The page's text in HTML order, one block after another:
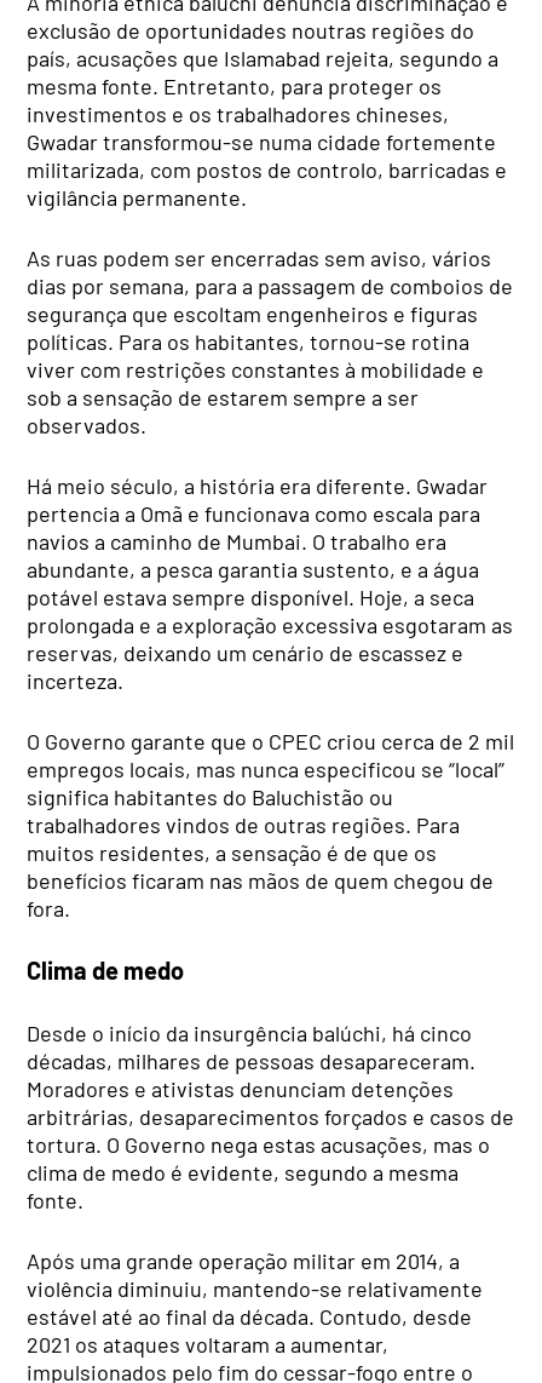
exclusão de oportunidades noutras regiões do
país, acusações que Islamabad rejeita, segundo a
mesma fonte. Entretanto, para proteger os
investimentos e os trabalhadores chineses,
Gwadar transformou-se numa cidade fortemente
militarizada, com postos de controlo, barricadas e
vigilância permanente.
As ruas podem ser encerradas sem aviso, vários
dias por semana, para a passagem de comboios de
segurança que escoltam engenheiros e figuras
políticas. Para os habitantes, tornou-se rotina
viver com restrições constantes à mobilidade e
sob a sensação de estarem sempre a ser
observados.
Há meio século, a história era diferente. Gwadar
pertencia a Omã e funcionava como escala para
navios a caminho de Mumbai. O trabalho era
abundante, a pesca garantia sustento, e a água
potável estava sempre disponível. Hoje, a seca
prolongada e a exploração excessiva esgotaram as
reservas, deixando um cenário de escassez e
incerteza.
O Governo garante que o CPEC criou cerca de 2 mil
empregos locais, mas nunca especificou se “local”
significa habitantes do Baluchistão ou
trabalhadores vindos de outras regiões. Para
muitos residentes, a sensação é de que os
benefícios ficaram nas mãos de quem chegou de
fora.
Clima de medo
Desde o início da insurgência balúchi, há cinco
décadas, milhares de pessoas desapareceram.
Moradores e ativistas denunciam detenções
arbitrárias, desaparecimentos forçados e casos de
tortura. O Governo nega estas acusações, mas o
clima de medo é evidente, segundo a mesma
fonte.
Após uma grande operação militar em 2014, a
violência diminuiu, mantendo-se relativamente
estável até ao final da década. Contudo, desde
2021 os ataques voltaram a aumentar,
impulsionados pelo fim do cessar-fogo entre o